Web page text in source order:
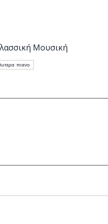
Μουσική
πιανο